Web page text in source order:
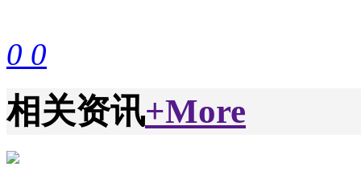
0 0
相关资讯+More